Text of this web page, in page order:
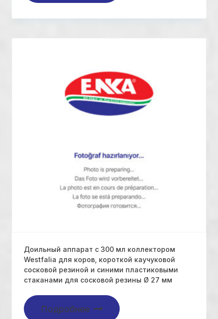
Доильный аппарат с 300 мл коллектором
Westfalia для коров, короткой каучуковой
сосковой резиной и синими пластиковыми
стаканами для сосковой резины Ø 27 мм
Подробнее